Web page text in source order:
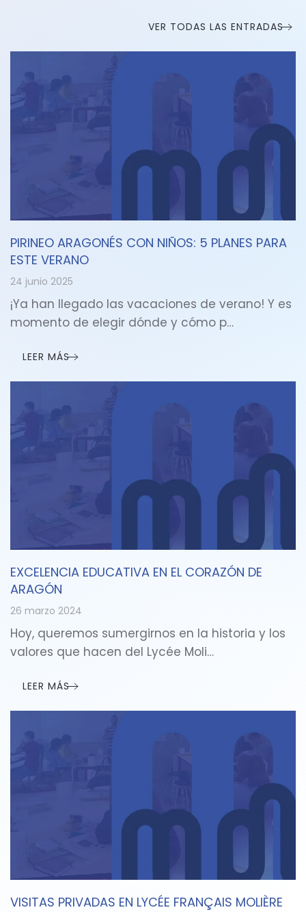
VER TODAS LAS ENTRADAS
PIRINEO ARAGONÉS CON NIÑOS: 5 PLANES PARA
ESTE VERANO
24 junio 2025
¡Ya han llegado las vacaciones de verano! Y es
momento de elegir dónde y cómo p…
LEER MÁS
EXCELENCIA EDUCATIVA EN EL CORAZÓN DE
ARAGÓN
26 marzo 2024
Hoy, queremos sumergirnos en la historia y los
valores que hacen del Lycée Moli…
LEER MÁS
VISITAS PRIVADAS EN LYCÉE FRANÇAIS MOLIÈRE